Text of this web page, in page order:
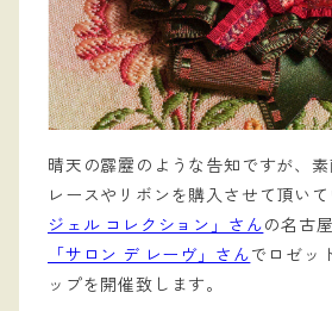
晴天の霹靂のような告知ですが、
レースやリボンを購入させて頂い
ジェル コレクション」さんの名古
「サロン デ レーヴ」さんでロゼッ
ップを開催致します。